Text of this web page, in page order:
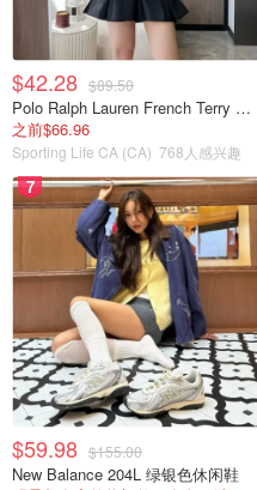
$42.28 $89.50
Polo Ralph Lauren French Terry 女童连帽卫衣 7-16码
之前$66.96
Sporting Life CA (CA) 768人感兴趣
7
$59.98 $155.00
New Balance 204L 绿银色休闲鞋